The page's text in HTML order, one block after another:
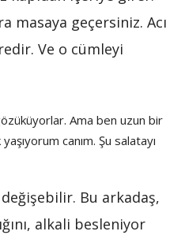
masaya geçersiniz. Acı
Ve o cümleyi
Ama ben uzun bir
canım. Şu salatayı
Bu arkadaş,
alkali besleniyor